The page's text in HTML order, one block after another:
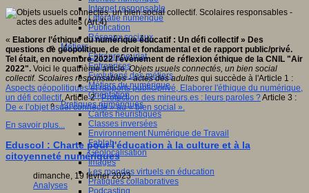
Internet responsable
Littératie numérique
Publication
Réseaux sociaux
Métiers
Entrepreneuriat
Entreprises
Evolutions des métiers
Métiers du numérique
Orientation
Pratiques numériques
Cartes heuristiques
Classes inversées
Environnement Numérique de Travail
Fablab
Géolocalisation
Images
Les mondes virtuels en éducation
Pratiques collaboratives
Podcasting
« Elaborer l’éthique du numérique éducatif : Un défi collectif » Des
questions de géopolitique, de droit fondamental et de rapport public/privé.
Tel était, en novembre 2022 l'évènement de réflexion éthique de la CNIL "Air
2022". Voici le quatrième article,Objets usuels connectés, un bien social
collectif. Scolaires responsables - actes des adultes qui succède à l'Article 1 :
Aspects géopolitiques et rapports public/privé, Elaborer l'éthique du numérique,
un défi collectif, Article 2 :Protection des mineurs.es : leurs paroles ?Article 3 :
De « l’objet usuel connecté » au « bien social ».
En savoir plus...
Eduscol : Charte pour l'éducation à la culture et à la
citoyenneté numériques
dimanche, 19 février 2023
Analyses